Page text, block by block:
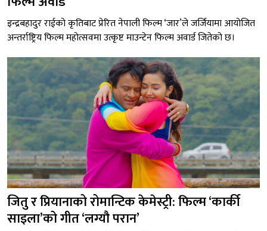
इन्द्रबहादुर राईको कृतिबाट प्रेरित नेपाली फिल्म ‘जार’ले जर्जियामा आयोजित
अन्तर्राष्ट्रिय फिल्म महोत्सवमा उत्कृष्ट माउन्टेन फिल्म अवार्ड जितेको छ।
जितु र प्रियानाको रोमान्टिक केमेस्ट्री: फिल्म ‘कार्की
साइला’को गीत ‘लग्यौ परान’